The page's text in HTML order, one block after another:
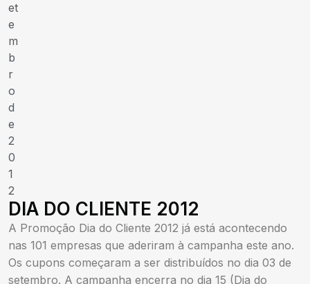
et
e
m
b
r
o
d
e
2
0
1
2
DIA DO CLIENTE 2012
A Promoção Dia do Cliente 2012 já está acontecendo
nas 101 empresas que aderiram à campanha este ano.
Os cupons começaram a ser distribuídos no dia 03 de
setembro. A campanha encerra no dia 15 (Dia do